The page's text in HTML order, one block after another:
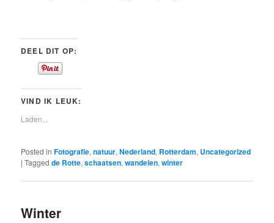
DEEL DIT OP:
VIND IK LEUK:
Laden...
Posted in Fotografie,natuur,Nederland, Rotterdam, Uncategorized
|Tagged de Rotte,schaatsen,wandelen,winter
Winter